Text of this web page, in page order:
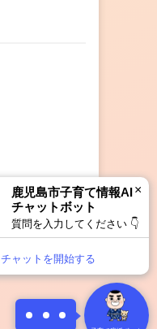
鹿児島市子育て情報AI
チャットボット
質問を入力してください 👇
チャットを開始する
×